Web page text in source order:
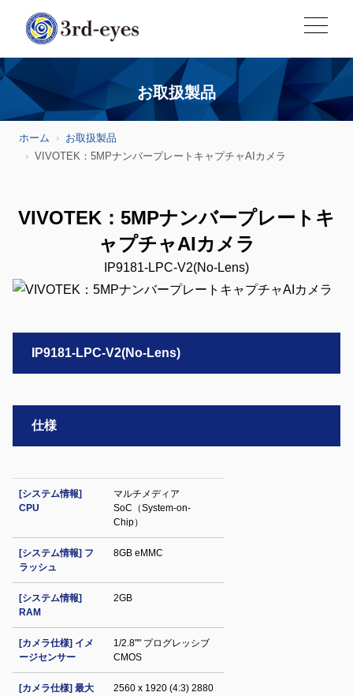
お取扱製品
ホーム
お取扱製品
VIVOTEK：5MPナンバープレートキャプチャAIカメラ
VIVOTEK：5MPナンバープレートキ
ャプチャAIカメラ
IP9181-LPC-V2(No-Lens)
IP9181-LPC-V2(No-Lens)
仕様
[システム情報]
CPU
マルチメディア
SoC（System-on-
Chip）
[システム情報] フ
ラッシュ
8GB eMMC
[システム情報]
RAM
2GB
[カメラ仕様] イメ
ージセンサー
1/2.8"" プログレッシブ
CMOS
[カメラ仕様] 最大
2560 x 1920 (4:3) 2880